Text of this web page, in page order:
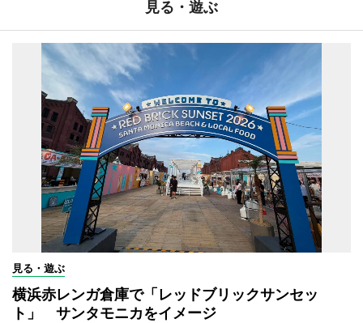
見る・遊ぶ
見る・遊ぶ
横浜赤レンガ倉庫で「レッドブリックサンセッ
ト」 サンタモニカをイメージ